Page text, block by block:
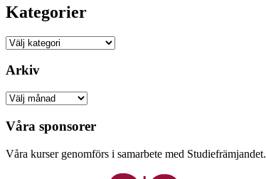
Kategorier
Kategorier
Arkiv
Arkiv
Våra sponsorer
Våra kurser genomförs i samarbete med Studiefrämjandet.